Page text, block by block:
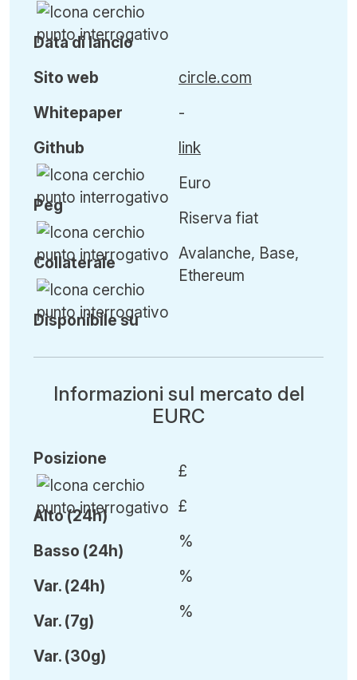
Data di lancio
Sito web
Whitepaper
Github
Peg
Collaterale
Disponibile su
circle.com
-
link
Euro
Riserva fiat
Avalanche, Base,
Ethereum
Informazioni sul mercato del
EURC
Posizione
Alto (24h)
Basso (24h)
Var. (24h)
Var. (7g)
Var. (30g)
£
£
%
%
%